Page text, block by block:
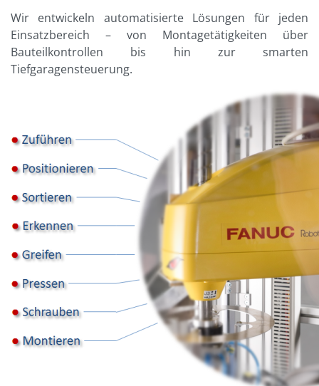
Wir entwickeln automatisierte Lösungen für jeden
Einsatzbereich – von Montagetätigkeiten über
Bauteilkontrollen bis hin zur smarten
Tiefgaragensteuerung.